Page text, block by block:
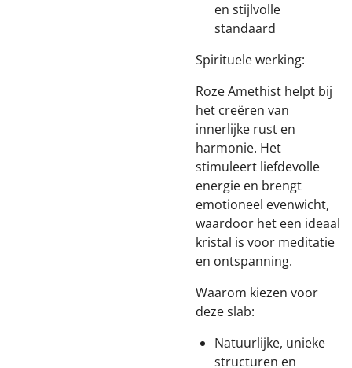
en stijlvolle
standaard
Spirituele werking:
Roze Amethist helpt bij
het creëren van
innerlijke rust en
harmonie. Het
stimuleert liefdevolle
energie en brengt
emotioneel evenwicht,
waardoor het een ideaal
kristal is voor meditatie
en ontspanning.
Waarom kiezen voor
deze slab:
Natuurlijke, unieke
structuren en